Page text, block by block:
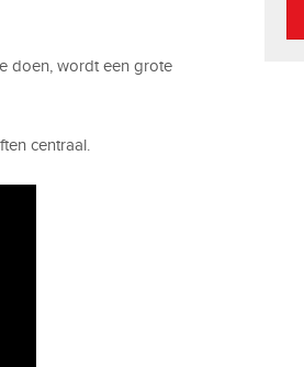
doen, wordt een grote
centraal.